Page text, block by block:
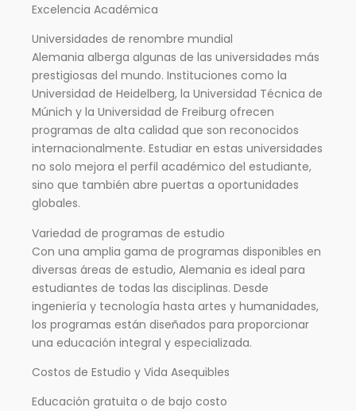
Excelencia Académica
Universidades de renombre mundial
Alemania alberga algunas de las universidades más
prestigiosas del mundo. Instituciones como la
Universidad de Heidelberg, la Universidad Técnica de
Múnich y la Universidad de Freiburg ofrecen
programas de alta calidad que son reconocidos
internacionalmente. Estudiar en estas universidades
no solo mejora el perfil académico del estudiante,
sino que también abre puertas a oportunidades
globales.
Variedad de programas de estudio
Con una amplia gama de programas disponibles en
diversas áreas de estudio, Alemania es ideal para
estudiantes de todas las disciplinas. Desde
ingeniería y tecnología hasta artes y humanidades,
los programas están diseñados para proporcionar
una educación integral y especializada.
Costos de Estudio y Vida Asequibles
Educación gratuita o de bajo costo